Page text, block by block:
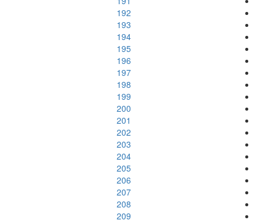
192
193
194
195
196
197
198
199
200
201
202
203
204
205
206
207
208
209